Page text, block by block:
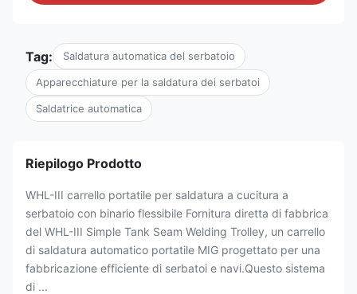
Tag: Saldatura automatica del serbatoio
Apparecchiature per la saldatura dei serbatoi
Saldatrice automatica
Riepilogo Prodotto
WHL-III carrello portatile per saldatura a cucitura a
serbatoio con binario flessibile Fornitura diretta di fabbrica
del WHL-III Simple Tank Seam Welding Trolley, un carrello
di saldatura automatico portatile MIG progettato per una
fabbricazione efficiente di serbatoi e navi.Questo sistema
di ...